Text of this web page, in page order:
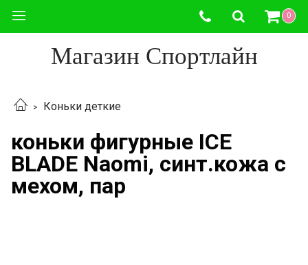
0
Магазин Спортлайн
Коньки деткие
коньки фигурные ICE
BLADE Naomi, синт.кожа c
мехом, пар